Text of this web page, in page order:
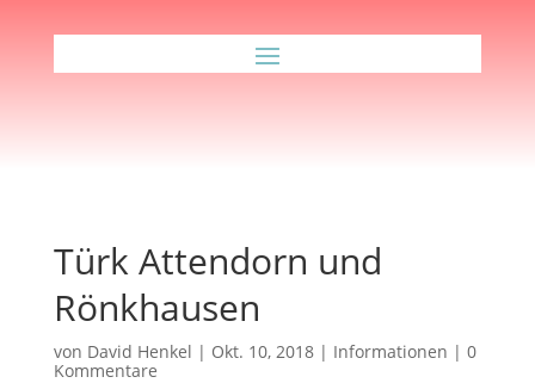
Türk Attendorn und
Rönkhausen
von David Henkel | Okt. 10, 2018| Informationen | 0
Kommentare